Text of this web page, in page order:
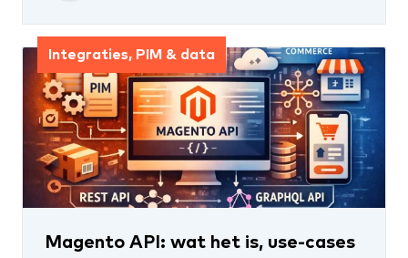
Integraties, PIM & data
Magento API: wat het is, use-cases